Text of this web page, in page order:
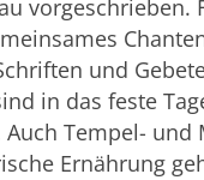
vorgeschrieben.
und
in das feste
Tempel- und
Ernährung